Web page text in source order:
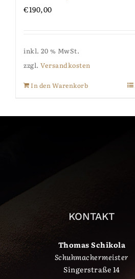
€190,00
inkl. 20 % MwSt.
zzgl. Versandkosten
In den Warenkorb
KONTAKT
Thomas Schikola
Schuhmachermeister
Singerstraße 14